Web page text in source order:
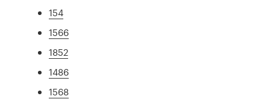
154
1566
1852
1486
1568